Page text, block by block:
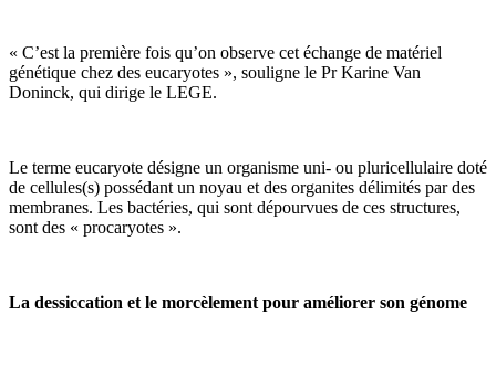
« C’est la première fois qu’on observe cet échange de matériel
génétique chez des eucaryotes », souligne le Pr Karine Van
Doninck, qui dirige le LEGE.
Le terme eucaryote désigne un organisme uni- ou pluricellulaire doté
de cellules(s) possédant un noyau et des organites délimités par des
membranes. Les bactéries, qui sont dépourvues de ces structures,
sont des « procaryotes ».
La dessiccation et le morcèlement pour améliorer son génome